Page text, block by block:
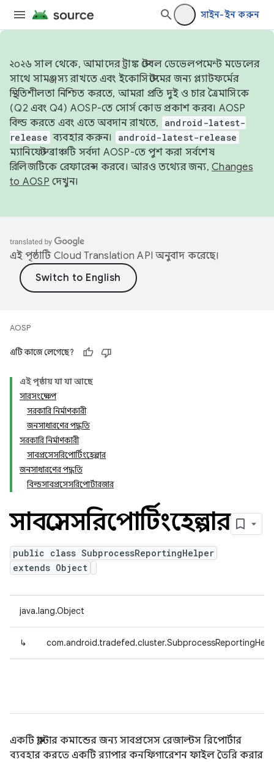
সাইন-ইন করুন
২০২৬ সাল থেকে, আমাদের ট্রাঙ্ক স্টেবল ডেভেলপমেন্ট মডেলের
সাথে সামঞ্জস্য রাখতে এবং ইকোসিস্টেমের জন্য প্ল্যাটফর্মের
স্থিতিশীলতা নিশ্চিত করতে, আমরা প্রতি দুই ও চার ত্রৈমাসিকে
(Q2 এবং Q4) AOSP-তে সোর্স কোড প্রকাশ করব। AOSP
বিল্ড করতে এবং এতে অবদান রাখতে,
android-latest-
release ব্যবহার করুন। android-latest-release
ম্যানিফেস্ট ব্রাঞ্চটি সর্বদা AOSP-তে পুশ করা সর্বশেষ
রিলিজটিকে রেফারেন্স করবে। আরও তথ্যের জন্য, Changes
to AOSP দেখুন।
এই পৃষ্ঠাটি Cloud Translation API অনুবাদ করেছে।
AOSP
এটি কাজে লেগেছে?
এই পৃষ্ঠায় যা যা আছে
সারসংক্ষেপ
সরকারি নির্মাণকারী
জনসাধারণের পদ্ধতি
সরকারি নির্মাণকারী
সাবপ্রসেসরিপোর্টিংহেল্পার
জনসাধারণের পদ্ধতি
বিল্ডসাবপ্রসেসরিপোর্টারজার
সাবপ্রসেসরিপোর্টিংহেল্পার
public class SubprocessReportingHelper
extends Object
java.lang.Object
↳
একটি ক্লাস্টার কমান্ডের জন্য সাবপ্রসেস রেজাল্টস রিপোর্টার
ব্যবহার করতে একটি র‍্যাপার কনফিগারেশন ফাইল তৈরি করার